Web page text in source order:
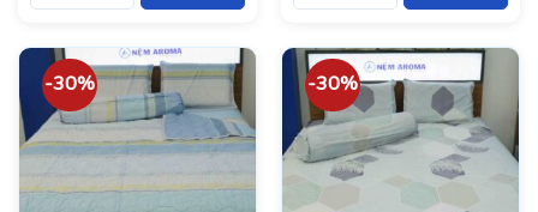
-30% -30%